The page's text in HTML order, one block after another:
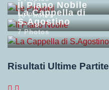
Il Piano Nobile
10 Photos
La Cappella di
S.Agostino
7 Photos
Risultati Ultime Partite